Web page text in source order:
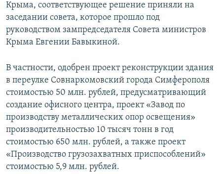
Крыма, соответствующее решение приняли на
заседании совета, которое прошло под
руководством зампредседателя Совета министров
Крыма Евгении Бавыкиной.
В частности, одобрен проект реконструкции здания
в переулке Совнаркомовский города Симферополя
стоимостью 50 млн. рублей, предусматривающий
создание офисного центра, проект «Завод по
производству металлических опор освещения»
производительностью 10 тысяч тонн в год
стоимостью 650 млн. рублей, а также проект
«Производство грузозахватных приспособлений»
стоимостью 5,9 млн. рублей.